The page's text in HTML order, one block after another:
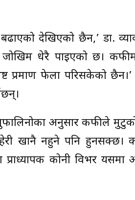
देखिएको छैन,’ डा.
धेरै पाइएको छ।
प्रमाण फेला परिसकेको छैन।’
बुफालिनोका अनुसार कफीले
खानै नहुने पनि हुनसक्छ।
प्राध्यापक कोनी विभर यसमा